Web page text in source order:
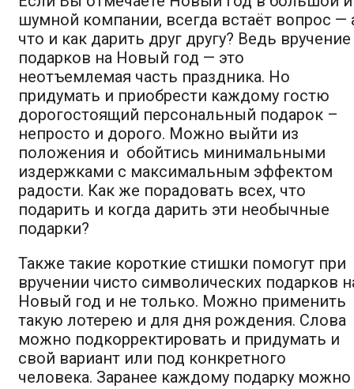
шумной компании, всегда встаёт вопрос —
что и как дарить друг другу? Ведь вручение
подарков на Новый год — это
неотъемлемая часть праздника. Но
придумать и приобрести каждому гостю
дорогостоящий персональный подарок –
непросто и дорого. Можно выйти из
положения и обойтись минимальными
издержками с максимальным эффектом
радости. Как же порадовать всех, что
подарить и когда дарить эти необычные
подарки?
Также такие короткие стишки помогут при
вручении чисто символических подарков
Новый год и не только. Можно применить
такую лотерею и для дня рождения. Слова
можно подкорректировать и придумать и
свой вариант или под конкретного
человека. Заранее каждому подарку можно